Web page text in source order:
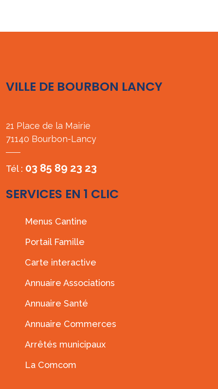
VILLE DE BOURBON LANCY
21 Place de la Mairie
71140 Bourbon-Lancy
Tél : 03 85 89 23 23
SERVICES EN 1 CLIC
Menus Cantine
Portail Famille
Carte interactive
Annuaire Associations
Annuaire Santé
Annuaire Commerces
Arrêtés municipaux
La Comcom